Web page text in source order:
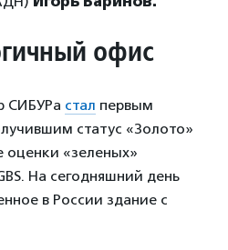
офис
СИБУРа стал первым
статус «Золото»
оценки «зеленых»
На сегодняшний день
в России здание с